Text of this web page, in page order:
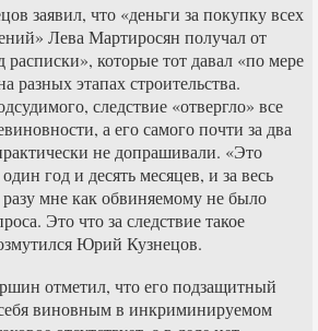
заявил, что «деньги за покупку всех
Лева Мартиросян получал от
которые тот давал «по мере
разных этапах строительства.
следствие «отвергло» все
а его самого почти за два
не допрашивали. «Это
год и десять месяцев, и за весь
мне как обвиняемому не было
Это что за следствие такое
Юрий Кузнецов.
отметил, что его подзащитный
виновным в инкриминируемом